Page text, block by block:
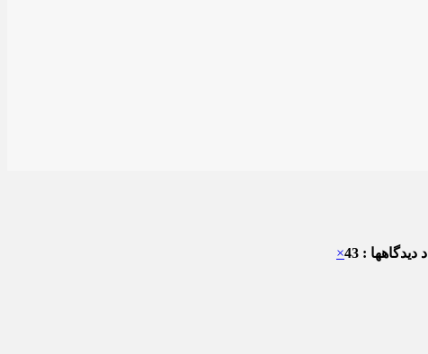
دیدگاهها : 43 ×